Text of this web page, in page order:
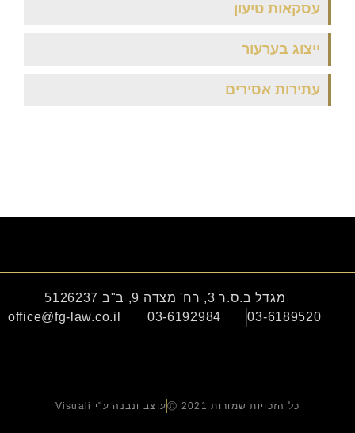
עסקאות טיעון
ייצוג בערעור
עתירות אסירים
מגדל ב.ס.ר 3, רח' מצדה 9, ב"ב 5126237
03-6189520
03-6192984
office@fg-law.co.il
כל הזכויות שמורות Ⓒ 2021 עוצב ונבנה ע"י Visuali